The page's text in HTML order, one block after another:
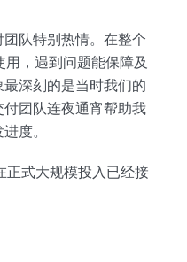
队特别热情。在整个
，遇到问题能保障及
深刻的是当时我们的
团队连夜通宵帮助我
度。
正式大规模投入已经接